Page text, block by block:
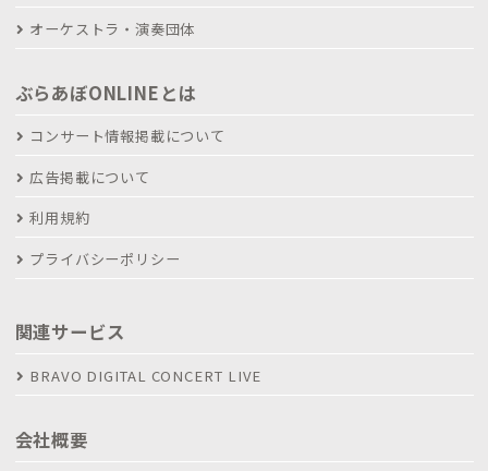
オーケストラ・演奏団体
ぶらあぼONLINEとは
コンサート情報掲載について
広告掲載について
利用規約
プライバシーポリシー
関連サービス
BRAVO DIGITAL CONCERT LIVE
会社概要